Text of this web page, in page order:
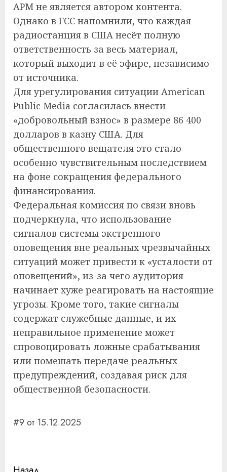
APM не является автором контента.
Однако в FCC напомнили, что каждая
радиостанция в США несёт полную
ответственность за весь материал,
который выходит в её эфире, независимо
от источника.
Для урегулирования ситуации American
Public Media согласилась внести
«добровольный взнос» в размере 86 400
долларов в казну США. Для
общественного вещателя это стало
особенно чувствительным последствием
на фоне сокращения федерального
финансирования.
Федеральная комиссия по связи вновь
подчеркнула, что использование
сигналов системы экстренного
оповещения вне реальных чрезвычайных
ситуаций может привести к «усталости от
оповещений», из-за чего аудитория
начинает хуже реагировать на настоящие
угрозы. Кроме того, такие сигналы
содержат служебные данные, и их
неправильное применение может
спровоцировать ложные срабатывания
или помешать передаче реальных
предупреждений, создавая риск для
общественной безопасности.
#9 от 15.12.2025